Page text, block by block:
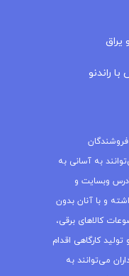
یراق
راندنو
به آسانی به
وبسایت و
و با آنان بدون
کالاهای برقی،
تولید کارگاهی اقدام
می‌توانند به